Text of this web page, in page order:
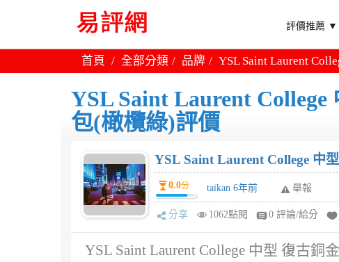
評價推薦 ▼
首頁 全部分類 品牌 YSL Saint Laurent
YSL Saint Laurent
包(橄欖綠)評價
YSL Saint Laurent College 中
0.0分 taikan 6年前 舉報
分享 1062點閱 0 評論/給分
YSL Saint Laurent College 中型 復古